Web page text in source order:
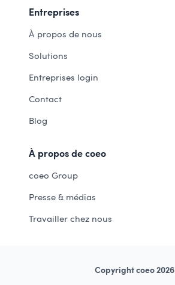
Entreprises
À propos de nous
Solutions
Entreprises login
Contact
Blog
À propos de coeo
coeo Group
Presse & médias
Travailler chez nous
Copyright coeo 2026